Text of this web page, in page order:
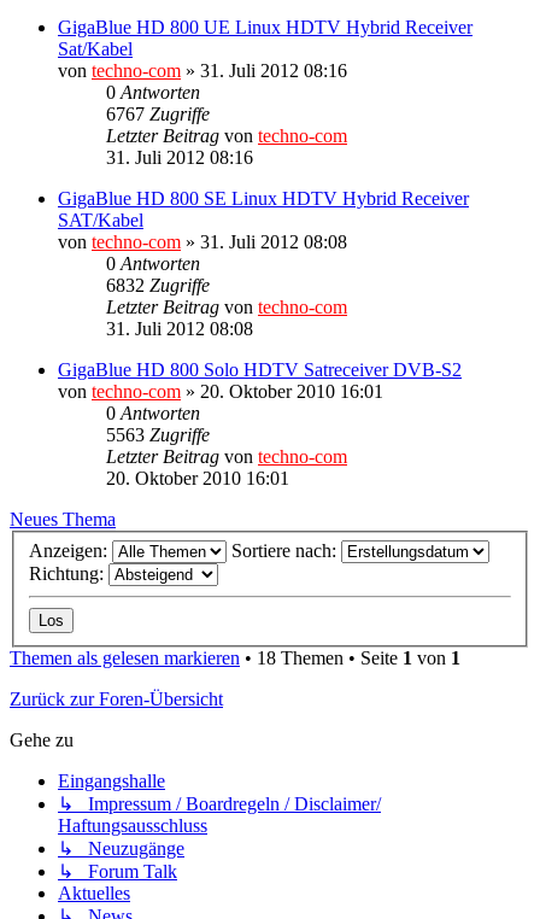
GigaBlue HD 800 UE Linux HDTV Hybrid Receiver
Sat/Kabel
von techno-com » 31. Juli 2012 08:16
0 Antworten
6767 Zugriffe
Letzter Beitrag von techno-com
31. Juli 2012 08:16
GigaBlue HD 800 SE Linux HDTV Hybrid Receiver
SAT/Kabel
von techno-com » 31. Juli 2012 08:08
0 Antworten
6832 Zugriffe
Letzter Beitrag von techno-com
31. Juli 2012 08:08
GigaBlue HD 800 Solo HDTV Satreceiver DVB-S2
von techno-com » 20. Oktober 2010 16:01
0 Antworten
5563 Zugriffe
Letzter Beitrag von techno-com
20. Oktober 2010 16:01
Neues Thema
Anzeigen:
Sortiere nach:
Richtung:
Themen als gelesen markieren • 18 Themen • Seite 1 von 1
Zurück zur Foren-Übersicht
Gehe zu
Eingangshalle
↳ Impressum / Boardregeln / Disclaimer/
Haftungsausschluss
↳ Neuzugänge
↳ Forum Talk
Aktuelles